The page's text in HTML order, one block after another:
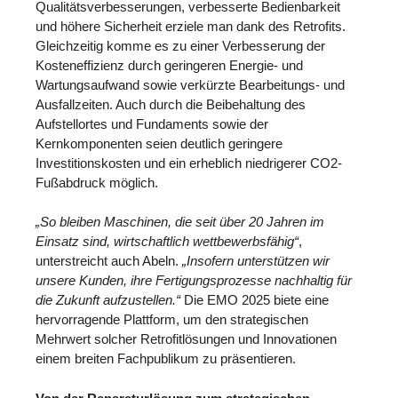
Qualitätsverbesserungen, verbesserte Bedienbarkeit
und höhere Sicherheit erziele man dank des Retrofits.
Gleichzeitig komme es zu einer Verbesserung der
Kosteneffizienz durch geringeren Energie- und
Wartungsaufwand sowie verkürzte Bearbeitungs- und
Ausfallzeiten. Auch durch die Beibehaltung des
Aufstellortes und Fundaments sowie der
Kernkomponenten seien deutlich geringere
Investitionskosten und ein erheblich niedrigerer CO2-
Fußabdruck möglich.
„So bleiben Maschinen, die seit über 20 Jahren im
Einsatz sind, wirtschaftlich wettbewerbsfähig“,
unterstreicht auch Abeln. „Insofern unterstützen wir
unsere Kunden, ihre Fertigungsprozesse nachhaltig für
die Zukunft aufzustellen.“Die EMO 2025 biete eine
hervorragende Plattform, um den strategischen
Mehrwert solcher Retrofitlösungen und Innovationen
einem breiten Fachpublikum zu präsentieren.